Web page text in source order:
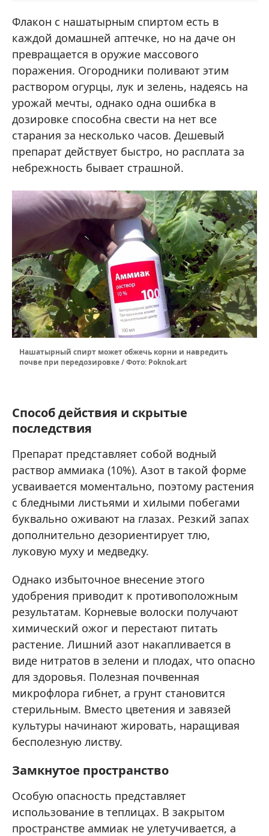
Флакон с нашатырным спиртом есть в
каждой домашней аптечке, но на даче он
превращается в оружие массового
поражения. Огородники поливают этим
раствором огурцы, лук и зелень, надеясь на
урожай мечты, однако одна ошибка в
дозировке способна свести на нет все
старания за несколько часов. Дешевый
препарат действует быстро, но расплата за
небрежность бывает страшной.
Нашатырный спирт может обжечь корни и навредить
почве при передозировке / Фото: Poknok.art
Способ действия и скрытые
последствия
Препарат представляет собой водный
раствор аммиака (10%). Азот в такой форме
усваивается моментально, поэтому растения
с бледными листьями и хилыми побегами
буквально оживают на глазах. Резкий запах
дополнительно дезориентирует тлю,
луковую муху и медведку.
Однако избыточное внесение этого
удобрения приводит к противоположным
результатам. Корневые волоски получают
химический ожог и перестают питать
растение. Лишний азот накапливается в
виде нитратов в зелени и плодах, что опасно
для здоровья. Полезная почвенная
микрофлора гибнет, а грунт становится
стерильным. Вместо цветения и завязей
культуры начинают жировать, наращивая
бесполезную листву.
Замкнутое пространство
Особую опасность представляет
использование в теплицах. В закрытом
пространстве аммиак не улетучивается, а